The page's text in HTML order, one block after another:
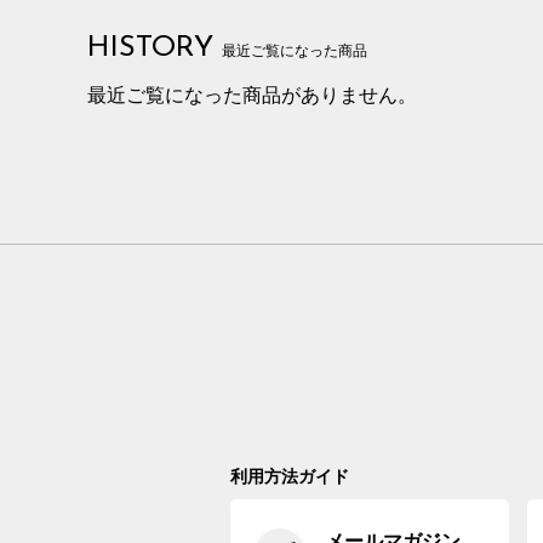
HISTORY 最近ご覧になった商品
最近ご覧になった商品がありません。
利用方法ガイド